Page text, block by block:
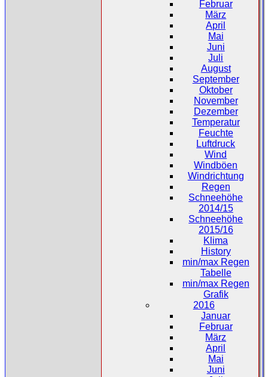
Februar
März
April
Mai
Juni
Juli
August
September
Oktober
November
Dezember
Temperatur
Feuchte
Luftdruck
Wind
Windböen
Windrichtung
Regen
Schneehöhe
2014/15
Schneehöhe
2015/16
Klima
History
min/max Regen
Tabelle
min/max Regen
Grafik
2016
Januar
Februar
März
April
Mai
Juni